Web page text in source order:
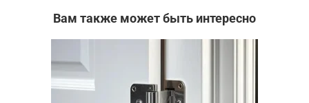
Вам также может быть интересно